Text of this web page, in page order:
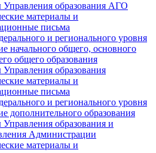
образования АГО
материалы и
письма
и регионального уровня
начального общего, основного
общего образования
образования
материалы и
письма
и регионального уровня
дополнительного образования
образования и
Администрации
материалы и